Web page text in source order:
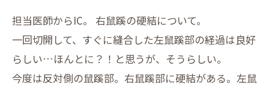
担当医師からIC。 右鼠蹊の硬結について。
一回切開して、すぐに縫合した左鼠蹊部の経過は良好
らしい…ほんとに？！と思うが、そうらしい。
今度は反対側の鼠蹊部。右鼠蹊部に硬結がある。左鼠